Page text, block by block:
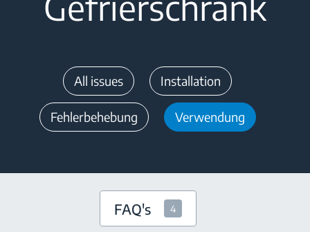
All issues Installation
Fehlerbehebung Verwendung
FAQ's 4